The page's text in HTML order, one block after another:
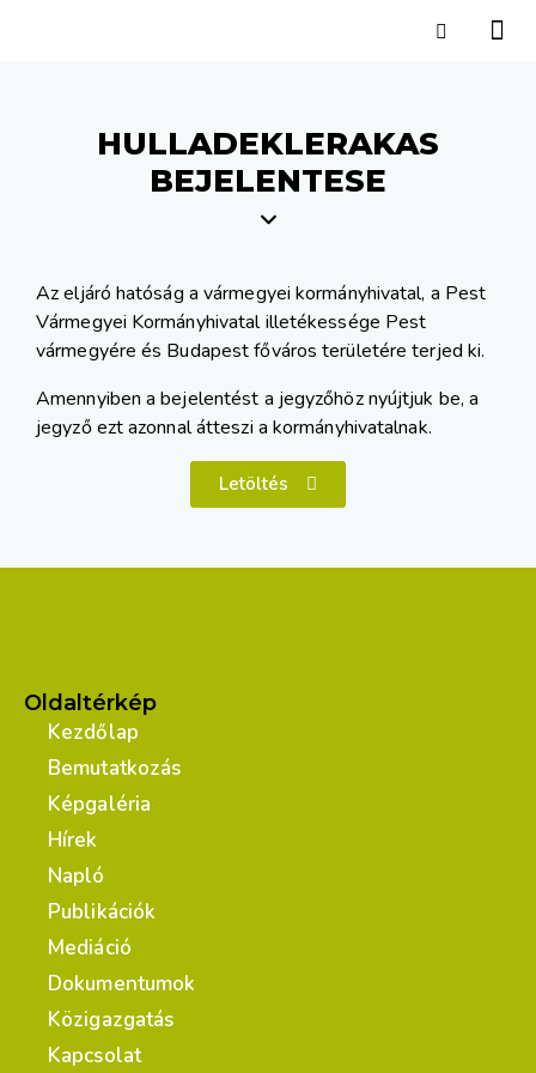
HULLADEKLERAKAS
BEJELENTESE
Az eljáró hatóság a vármegyei kormányhivatal, a Pest
Vármegyei Kormányhivatal illetékessége Pest
vármegyére és Budapest főváros területére terjed ki.
Amennyiben a bejelentést a jegyzőhöz nyújtjuk be, a
jegyző ezt azonnal átteszi a kormányhivatalnak.
Letöltés
Oldaltérkép
Kezdőlap
Bemutatkozás
Képgaléria
Hírek
Napló
Publikációk
Mediáció
Dokumentumok
Közigazgatás
Kapcsolat